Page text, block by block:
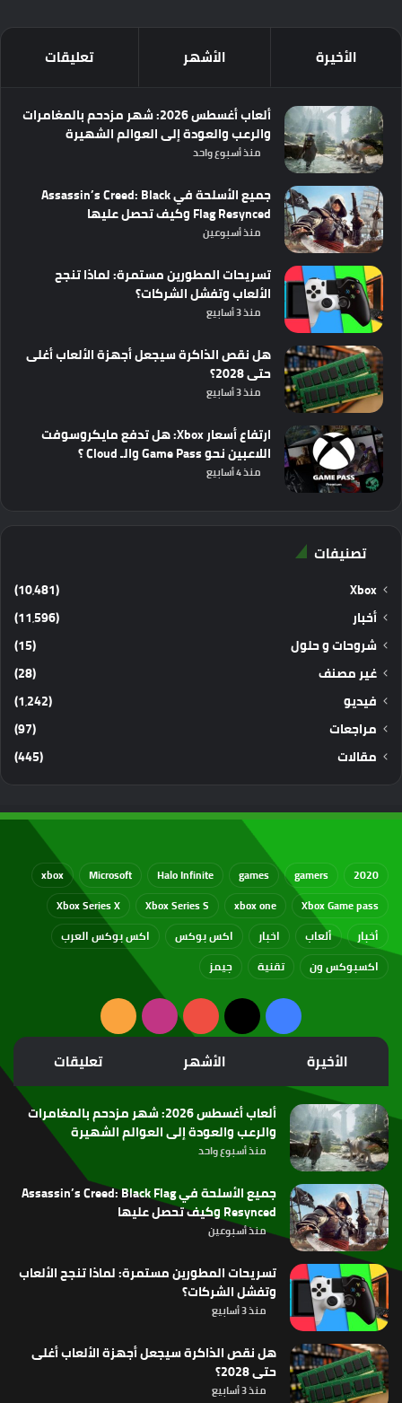
الأخيرة الأشهر تعليقات
ألعاب أغسطس 2026: شهر مزدحم بالمغامرات
والرعب والعودة إلى العوالم الشهيرة
منذ أسبوع واحد
جميع الأسلحة في Assassin’s Creed: Black
Flag Resynced وكيف تحصل عليها
منذ أسبوعين
تسريحات المطورين مستمرة: لماذا تنجح
الألعاب وتفشل الشركات؟
منذ 3 أسابيع
هل نقص الذاكرة سيجعل أجهزة الألعاب أغلى
حتى 2028؟
منذ 3 أسابيع
ارتفاع أسعار Xbox: هل تدفع مايكروسوفت
اللاعبين نحو Game Pass والـ Cloud ؟
منذ 4 أسابيع
تصنيفات
Xbox
(10٬481)
أخبار
(11٬596)
شروحات و حلول
(15)
غير مصنف
(28)
فيديو
(1٬242)
مراجعات
(97)
مقالات
(445)
2020
gamers
games
Halo Infinite
Microsoft
xbox
Xbox Game pass
xbox one
Xbox Series S
Xbox Series X
أخبار
ألعاب اخبار اكس بوكس
اكس بوكس العرب
اكسبوكس ون
تقنية جيمز
فيسبوك
‫X
‫YouTubeانستقرامملخص
الموقع
RSS
الأخيرة الأشهر تعليقات
ألعاب أغسطس 2026: شهر مزدحم بالمغامرات
والرعب والعودة إلى العوالم الشهيرة
منذ أسبوع واحد
جميع الأسلحة في Assassin’s Creed: Black Flag
Resynced وكيف تحصل عليها
منذ أسبوعين
تسريحات المطورين مستمرة: لماذا تنجح الألعاب
وتفشل الشركات؟
منذ 3 أسابيع
هل نقص الذاكرة سيجعل أجهزة الألعاب أغلى
حتى 2028؟
منذ 3 أسابيع